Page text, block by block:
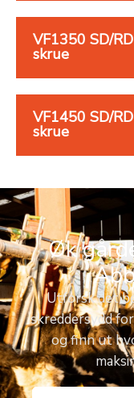
VF1350 SD/
skrue
VF1450 SD/
skrue
Øk
Utforsk det
skreddersydd
og finn ut